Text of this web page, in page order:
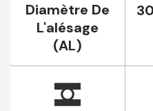
Diamètre De
L'alésage
(AL)